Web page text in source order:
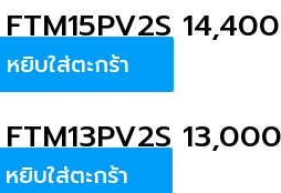
หยิบใส่ตะกร้า
หยิบใส่ตะกร้า